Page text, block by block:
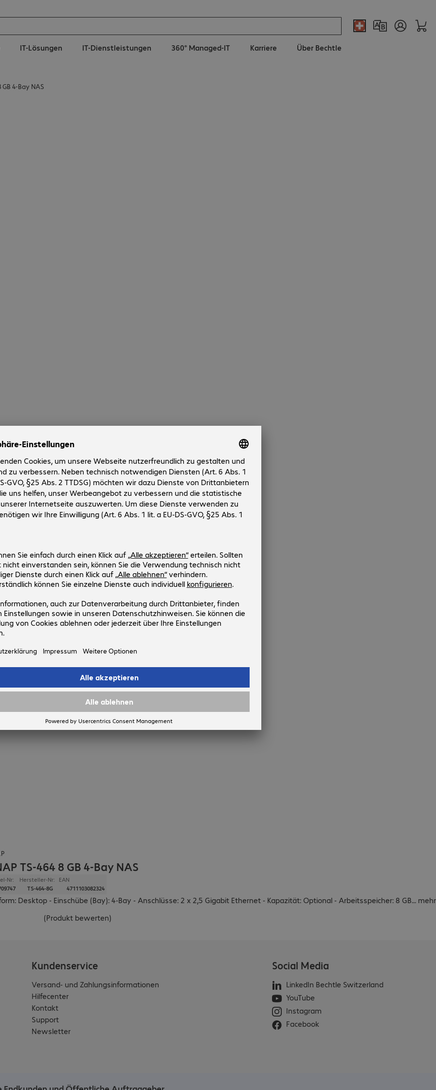
IT-Lösungen IT-Dienstleistungen 360° Managed-IT Karriere Über Bechtle
GB 4-Bay NAS
TS-464 8 GB 4-Bay NAS
Nr:
Hersteller-Nr:
TS-464-8G
EAN
4711103082324
Desktop - Einschübe (Bay): 4-Bay - Anschlüsse: 2 x 2,5 Gigabit Ethernet - Kapazität: Optional - Arbeitsspeicher: 8 GB... mehr
(Produkt bewerten)
Kundenservice
Versand- und Zahlungsinformationen
Hilfecenter
Kontakt
Support
Newsletter
Social Media
LinkedIn Bechtle Switzerland
YouTube
Instagram
Facebook